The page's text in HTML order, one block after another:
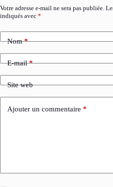
Votre adresse e-mail ne sera pas publiée.
indiqués avec *
Nom*
E-mail*
Site web
Ajouter un commentaire *